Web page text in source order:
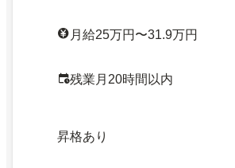
月給25万円〜31.9万円
残業月20時間以内
昇格あり